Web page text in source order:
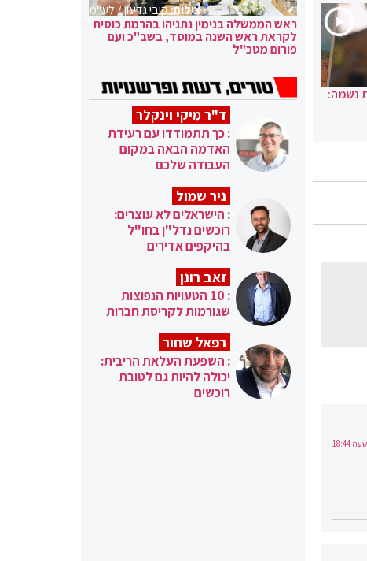
נשמה:
צילום:קובי גדעון / לע"מ
ראש הממשלה בנימין נתניהו בהרמת כוסית
לקראת ראש השנה במוסד, בשב"כ ועם
פורום מטכ"ל
ד"ר מיקי וינקלר
: כך תתמודדו עם רעידת
האדמה הבאה במקום
העבודה שלכם
ניר שמול
: הישראלים לא עוצרים:
רוכשים נדל"ן בחו"ל
בהיקפים אדירים
זאב רונן
: 10 הטעויות הנפוצות
שגורמות לקריסת חברות
רפאל שחור
: השפעת העלאת הריבית:
יכולה להיות גם לטובת
רוכשים